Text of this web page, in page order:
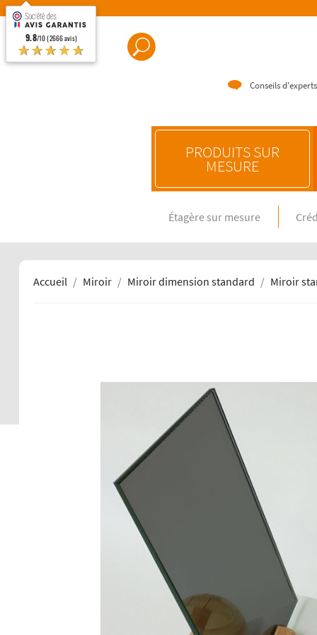
Conseils
PRODUITS SUR
MESURE
Crédence
Crédence
Étagère sur mesure
Accueil Miroir Miroir dimension standard Miroir
9.8/10 (2666 avis)
★★★★★